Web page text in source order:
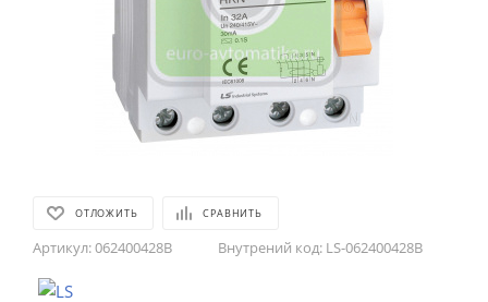
ОТЛОЖИТЬ СРАВНИТЬ
Артикул:062400428B Внутрений код: LS-062400428B